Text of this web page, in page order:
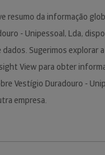
resumo da informação
- Unipessoal, Lda,
dados. Sugerimos explorar
View para obter
Vestígio Duradouro -
empresa.